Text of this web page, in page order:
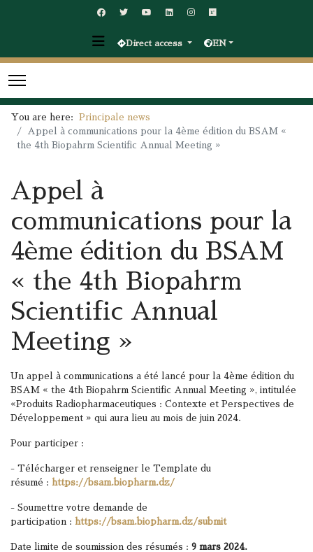
Direct access EN
You are here: Principale news
Appel à communications pour la 4ème édition du BSAM «
the 4th Biopahrm Scientific Annual Meeting »
Appel à
communications pour la
4ème édition du BSAM
« the 4th Biopahrm
Scientific Annual
Meeting »
Un appel à communications a été lancé pour la 4ème édition du
BSAM « the 4th Biopahrm Scientific Annual Meeting », intitulée
«Produits Radiopharmaceutiques : Contexte et Perspectives de
Développement » qui aura lieu au mois de juin 2024.
Pour participer :
- Télécharger et renseigner le Template du
résumé : https://bsam.biopharm.dz/
- Soumettre votre demande de
participation : https://bsam.biopharm.dz/submit
Date limite de soumission des résumés : 9 mars 2024.